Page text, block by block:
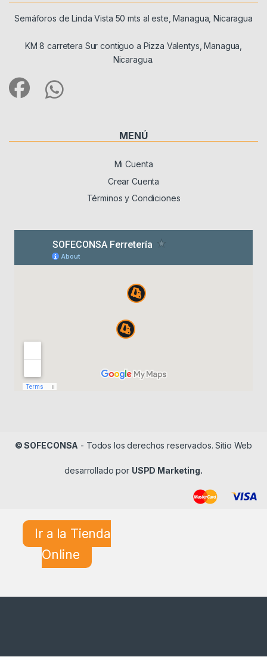
Semáforos de Linda Vista 50 mts al este, Managua, Nicaragua
KM 8 carretera Sur contiguo a Pizza Valentys, Managua,
Nicaragua.
MENÚ
Mi Cuenta
Crear Cuenta
Términos y Condiciones
© SOFECONSA - Todos los derechos reservados. Sitio Web
desarrollado por USPD Marketing.
Ir a la Tienda
Online